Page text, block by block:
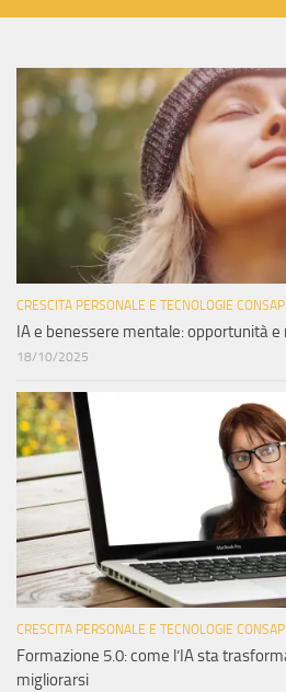
CRESCITA PERSONALE E TECNOLOGIE
IA e benessere mentale: opportunità
18/10/2025
CRESCITA PERSONALE E TECNOLOGIE
Formazione 5.0: come l’IA sta
migliorarsi